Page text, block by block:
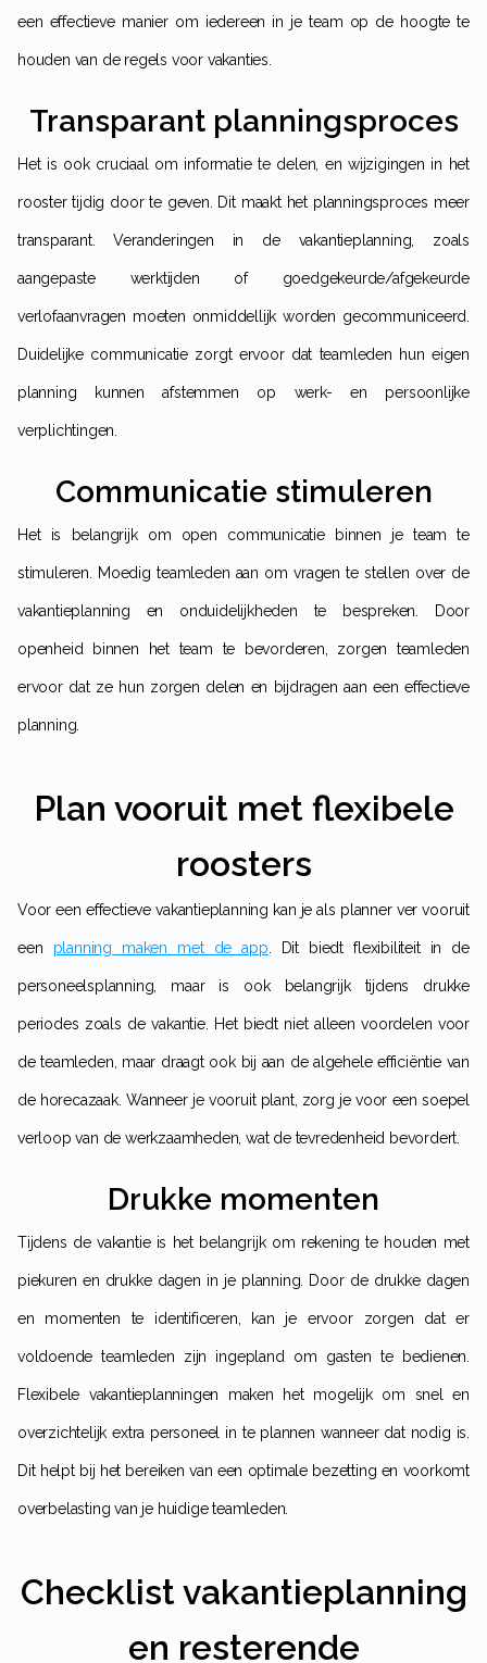
een effectieve manier om iedereen in je team op de hoogte te
houden van de regels voor vakanties.
Transparant planningsproces
Het is ook cruciaal om informatie te delen, en wijzigingen in het
rooster tijdig door te geven. Dit maakt het planningsproces meer
transparant. Veranderingen in de vakantieplanning, zoals
aangepaste werktijden of goedgekeurde/afgekeurde
verlofaanvragen moeten onmiddellijk worden gecommuniceerd.
Duidelijke communicatie zorgt ervoor dat teamleden hun eigen
planning kunnen afstemmen op werk- en persoonlijke
verplichtingen.
Communicatie stimuleren
Het is belangrijk om open communicatie binnen je team te
stimuleren. Moedig teamleden aan om vragen te stellen over de
vakantieplanning en onduidelijkheden te bespreken. Door
openheid binnen het team te bevorderen, zorgen teamleden
ervoor dat ze hun zorgen delen en bijdragen aan een effectieve
planning.
Plan vooruit met flexibele
roosters
Voor een effectieve vakantieplanning kan je als planner ver vooruit
een planning maken met de app . Dit biedt flexibiliteit in de
personeelsplanning, maar is ook belangrijk tijdens drukke
periodes zoals de vakantie. Het biedt niet alleen voordelen voor
de teamleden, maar draagt ook bij aan de algehele efficiëntie van
de horecazaak. Wanneer je vooruit plant, zorg je voor een soepel
verloop van de werkzaamheden, wat de tevredenheid bevordert.
Drukke momenten
Tijdens de vakantie is het belangrijk om rekening te houden met
piekuren en drukke dagen in je planning. Door de drukke dagen
en momenten te identificeren, kan je ervoor zorgen dat er
voldoende teamleden zijn ingepland om gasten te bedienen.
Flexibele vakantieplanningen maken het mogelijk om snel en
overzichtelijk extra personeel in te plannen wanneer dat nodig is.
Dit helpt bij het bereiken van een optimale bezetting en voorkomt
overbelasting van je huidige teamleden.
Checklist vakantieplanning
en resterende